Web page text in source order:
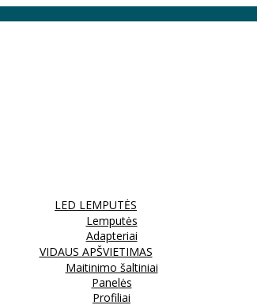
LED LEMPUTĖS
Lemputės
Adapteriai
VIDAUS APŠVIETIMAS
Maitinimo šaltiniai
Panelės
Profiliai